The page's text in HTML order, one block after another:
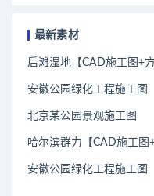
最新素材
后滩湿地【CAD施工图+
安徽公园绿化工程施工图
北京某公园景观施工图
哈尔滨群力【CAD施工图
安徽公园绿化工程施工图